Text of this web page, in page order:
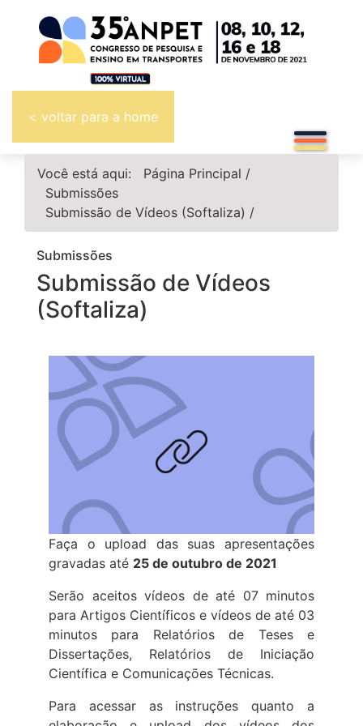
< voltar para a home
Você está aqui: Página Principal /
Submissões
Submissão de Vídeos (Softaliza) /
Submissões
Submissão de Vídeos
(Softaliza)
Faça o upload das suas apresentações
gravadas até 25 de outubro de 2021
Serão aceitos vídeos de até 07 minutos
para Artigos Científicos e vídeos de até 03
minutos para Relatórios de Teses e
Dissertações, Relatórios de Iniciação
Científica e Comunicações Técnicas.
Para acessar as instruções quanto a